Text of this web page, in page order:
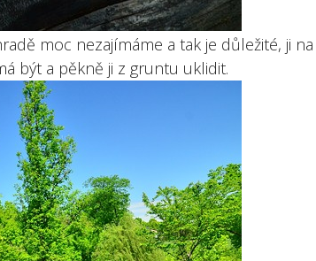
moc nezajímáme a tak je důležité, ji na
být a pěkně ji z gruntu uklidit.